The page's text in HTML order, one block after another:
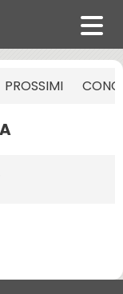
PROSSIMI